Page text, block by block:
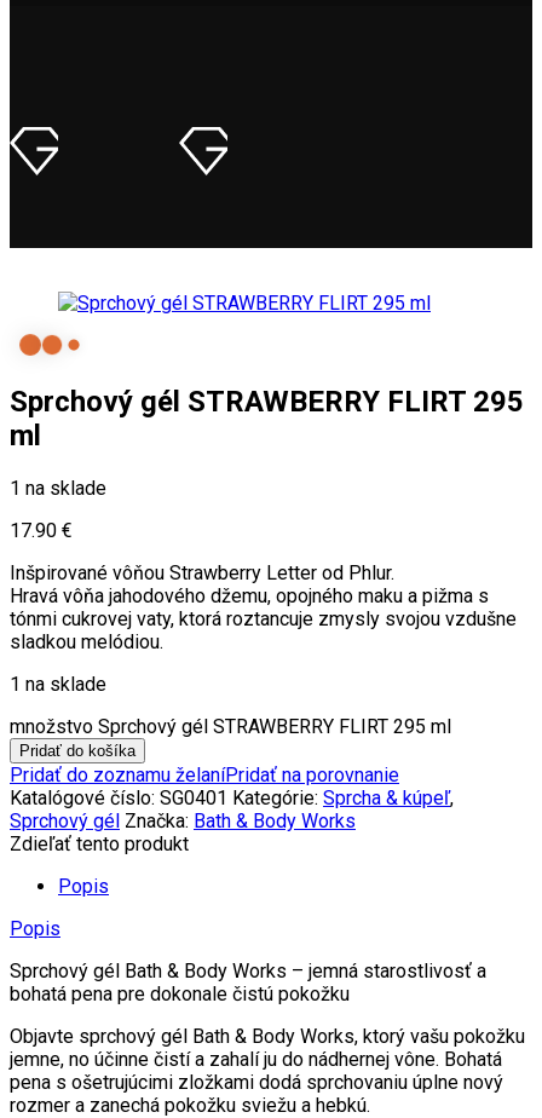
Sprchový gél STRAWBERRY FLIRT 295
ml
1 na sklade
17.90 €
Inšpirované vôňou Strawberry Letter od Phlur.
Hravá vôňa jahodového džemu, opojného maku a pižma s
tónmi cukrovej vaty, ktorá roztancuje zmysly svojou vzdušne
sladkou melódiou.
1 na sklade
množstvo Sprchový gél STRAWBERRY FLIRT 295 ml
Pridať do košíka
Pridať do zoznamu želaníPridať na porovnanie
Katalógové číslo: SG0401 Kategórie: Sprcha & kúpeľ,
Sprchový gél Značka: Bath & Body Works
Zdieľať tento produkt
Popis
Popis
Sprchový gél Bath & Body Works – jemná starostlivosť a
bohatá pena pre dokonale čistú pokožku
Objavte sprchový gél Bath & Body Works, ktorý vašu pokožku
jemne, no účinne čistí a zahalí ju do nádhernej vône. Bohatá
pena s ošetrujúcimi zložkami dodá sprchovaniu úplne nový
rozmer a zanechá pokožku sviežu a hebkú.